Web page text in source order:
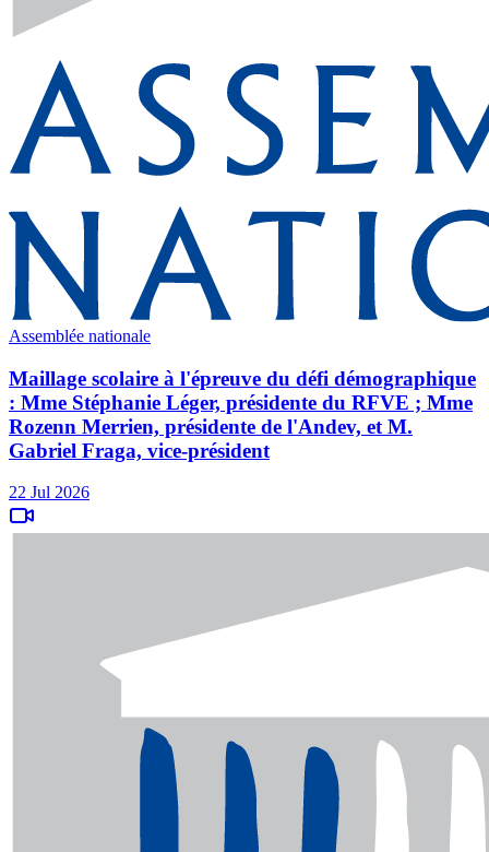
Assemblée nationale
Maillage scolaire à l'épreuve du défi démographique
: Mme Stéphanie Léger, présidente du RFVE ; Mme
Rozenn Merrien, présidente de l'Andev, et M.
Gabriel Fraga, vice-président
22 Jul 2026